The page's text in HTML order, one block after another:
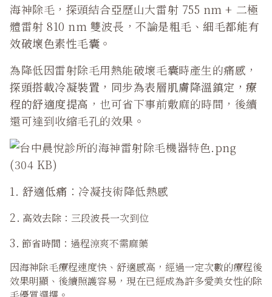
海神除毛，探頭結合亞歷山大雷射 755 nm + 二極
體雷射 810 nm 雙波長，不論是粗毛、細毛都能有
效破壞色素性毛囊 。
為降低因雷射除毛用熱能破壞毛囊時產生的痛感，
探頭搭載冷凝裝置，同步為表層肌膚降溫鎮定，療
程的舒適度提高 ，也可省下事前敷麻的時間，後續
還可達到收縮毛孔的效果。
1. 舒適低痛 ：冷凝技術降低熱感
2. 高效去除 ：三段波長一次到位
3. 節省時間 ：過程涼爽不需麻藥
因海神除毛療程速度快、舒適感高，經過一定次數的療程後
效果明顯、後續照護容易，現在已經成為許多愛美女性的除